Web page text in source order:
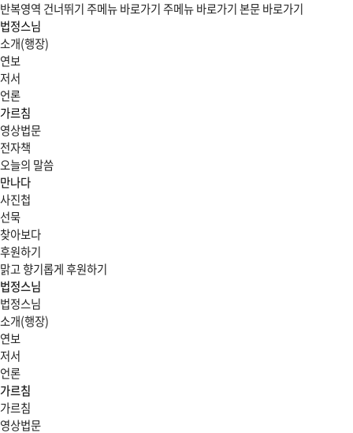
반복영역 건너뛰기주메뉴 바로가기주메뉴 바로가기본문 바로가기
법정스님
소개(행장)
연보
저서
언론
가르침
영상법문
전자책
오늘의 말씀
만나다
사진첩
선묵
찾아보다
후원하기
맑고 향기롭게후원하기
법정스님
법정스님
소개(행장)
연보
저서
언론
가르침
가르침
영상법문